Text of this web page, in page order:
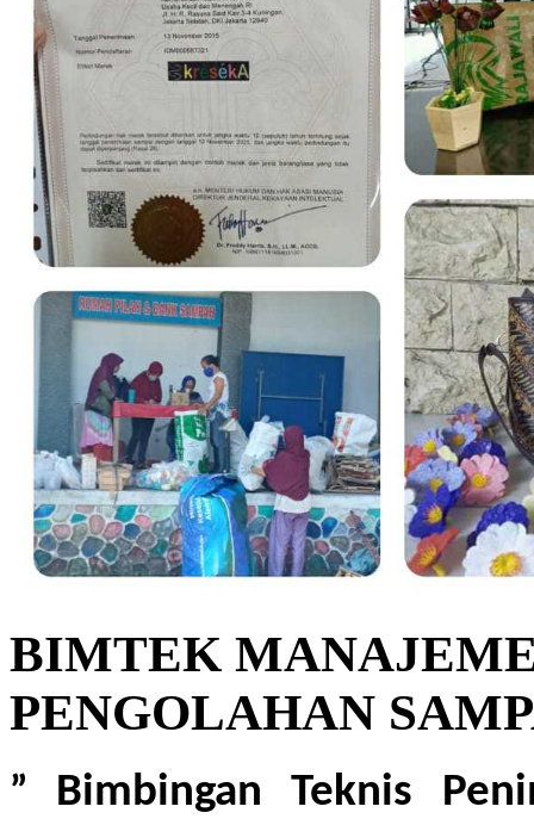
BIMTEK
PENGOLAHAN
”
Bimbingan Teknis